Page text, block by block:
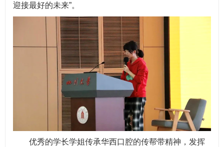
迎接最好的未来”。
优秀的学长学姐传承华西口腔的传帮带精神，发挥